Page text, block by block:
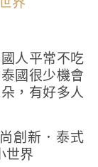
人平常不吃
國很少機會
，有好多人